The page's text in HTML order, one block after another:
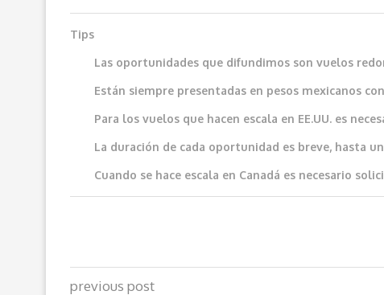
Tips
Las oportunidades que difundimos son vuelos
Están siempre presentadas en pesos mexicanos
Para los vuelos que hacen escala en EE.UU. es
La duración de cada oportunidad es breve, hasta
Cuando se hace escala en Canadá es necesario
previous post